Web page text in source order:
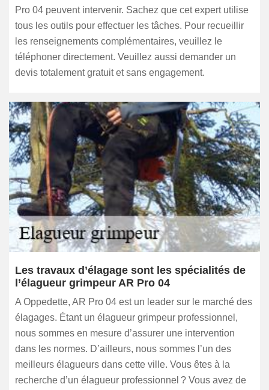
Pro 04 peuvent intervenir. Sachez que cet expert utilise
tous les outils pour effectuer les tâches. Pour recueillir
les renseignements complémentaires, veuillez le
téléphoner directement. Veuillez aussi demander un
devis totalement gratuit et sans engagement.
Les travaux d’élagage sont les spécialités de
l’élagueur grimpeur AR Pro 04
A Oppedette, AR Pro 04 est un leader sur le marché des
élagages. Étant un élagueur grimpeur professionnel,
nous sommes en mesure d’assurer une intervention
dans les normes. D’ailleurs, nous sommes l’un des
meilleurs élagueurs dans cette ville. Vous êtes à la
recherche d’un élagueur professionnel ? Vous avez de